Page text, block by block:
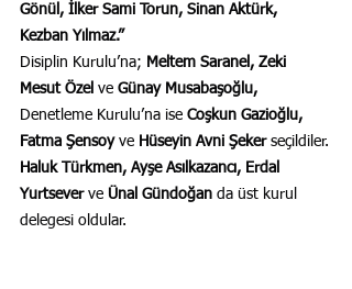
Gönül, İlker Sami Torun, Sinan Aktürk,
Kezban Yılmaz.”
Disiplin Kurulu’na; Meltem Saranel, Zeki
Mesut Özel ve Günay Musabaşoğlu,
Denetleme Kurulu’na ise Coşkun Gazioğlu,
Fatma Şensoy ve Hüseyin Avni Şeker seçildiler.
Haluk Türkmen, Ayşe Asılkazancı, Erdal
Yurtsever ve Ünal Gündoğan da üst kurul
delegesi oldular.